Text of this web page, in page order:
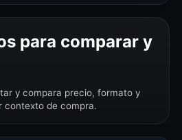
para comparar y
y compara precio, formato y
contexto de compra.